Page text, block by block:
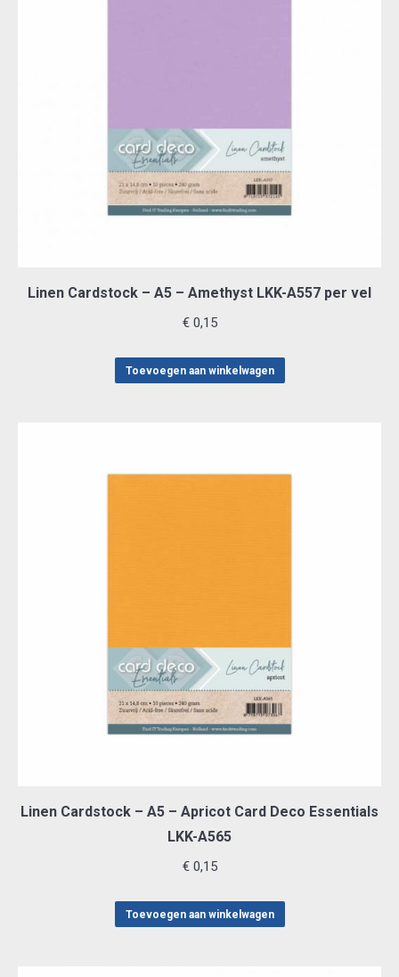
Linen Cardstock – A5 – Amethyst LKK-A557 per vel
€0,15
Toevoegen aan winkelwagen
Linen Cardstock – A5 – Apricot Card Deco Essentials
LKK-A565
€0,15
Toevoegen aan winkelwagen